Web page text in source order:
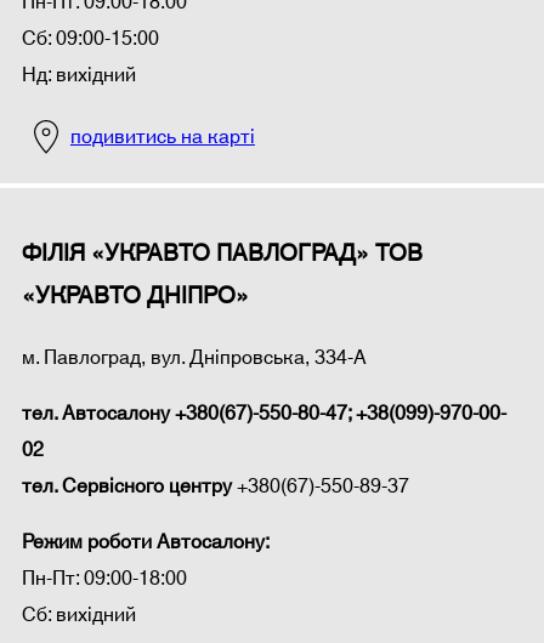
Сб: 09:00-15:00
Нд: вихідний
подивитись на карті
ФІЛІЯ «УКРАВТО ПАВЛОГРАД» ТОВ
«УКРАВТО ДНІПРО»
м. Павлоград, вул. Дніпровська, 334-А
тел. Автосалону+380(67)-550-80-47; +38(099)-970-00-
02
тел. Сервісного центру+380(67)-550-89-37
Режим роботи Автосалону:
Пн-Пт: 09:00-18:00
Сб: вихідний